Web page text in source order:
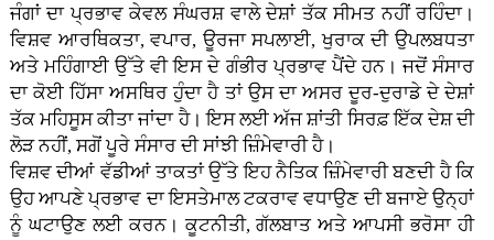
ਜੰਗਾਂ ਦਾ ਪ੍ਰਭਾਵ ਕੇਵਲ ਸੰਘਰਸ਼ ਵਾਲੇ ਦੇਸ਼ਾਂ ਤੱਕ ਸੀਮਤ ਨਹੀਂ ਰਹਿੰਦਾ।
ਵਿਸ਼ਵ ਆਰਥਿਕਤਾ, ਵਪਾਰ, ਊਰਜਾ ਸਪਲਾਈ, ਖੁਰਾਕ ਦੀ ਉਪਲਬਧਤਾ
ਅਤੇ ਮਹਿੰਗਾਈ ਉੱਤੇ ਵੀ ਇਸ ਦੇ ਗੰਭੀਰ ਪ੍ਰਭਾਵ ਪੈਂਦੇ ਹਨ। ਜਦੋਂ ਸੰਸਾਰ
ਦਾ ਕੋਈ ਹਿੱਸਾ ਅਸਥਿਰ ਹੁੰਦਾ ਹੈ ਤਾਂ ਉਸ ਦਾ ਅਸਰ ਦੂਰ-ਦੁਰਾਡੇ ਦੇ ਦੇਸ਼ਾਂ
ਤੱਕ ਮਹਿਸੂਸ ਕੀਤਾ ਜਾਂਦਾ ਹੈ। ਇਸ ਲਈ ਅੱਜ ਸ਼ਾਂਤੀ ਸਿਰਫ਼ ਇੱਕ ਦੇਸ਼ ਦੀ
ਲੋੜ ਨਹੀਂ, ਸਗੋਂ ਪੂਰੇ ਸੰਸਾਰ ਦੀ ਸਾਂਝੀ ਜ਼ਿੰਮੇਵਾਰੀ ਹੈ।
ਵਿਸ਼ਵ ਦੀਆਂ ਵੱਡੀਆਂ ਤਾਕਤਾਂ ਉੱਤੇ ਇਹ ਨੈਤਿਕ ਜ਼ਿੰਮੇਵਾਰੀ ਬਣਦੀ ਹੈ ਕਿ
ਉਹ ਆਪਣੇ ਪ੍ਰਭਾਵ ਦਾ ਇਸਤੇਮਾਲ ਟਕਰਾਵ ਵਧਾਉਣ ਦੀ ਬਜਾਏ ਉਨ੍ਹਾਂ
ਨੂੰ ਘਟਾਉਣ ਲਈ ਕਰਨ। ਕੂਟਨੀਤੀ, ਗੱਲਬਾਤ ਅਤੇ ਆਪਸੀ ਭਰੋਸਾ ਹੀ